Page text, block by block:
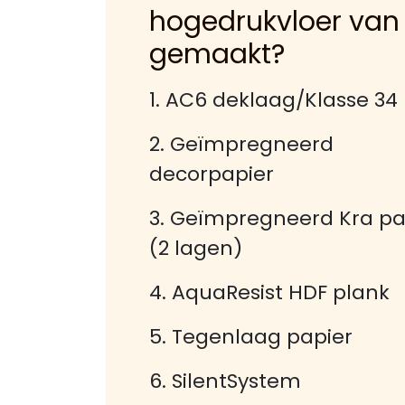
hogedrukvloer van
gemaakt?
1. AC6 deklaag/Klasse 34
2. Geïmpregneerd
decorpapier
3. Geïmpregneerd Kra
(2 lagen)
4. AquaResist HDF plank
5. Tegenlaag papier
6. SilentSystem